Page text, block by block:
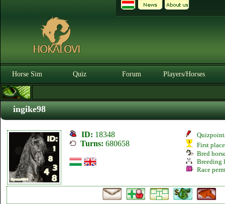
Horse Sim Quiz Forum Players/Horses
ingike98
ID: 18348
Turns: 680658
First
Bred
Breeding
Race